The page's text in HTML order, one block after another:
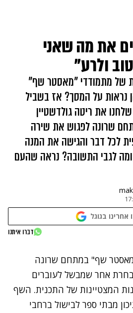
את מה שאני
ולרע"
של מתמודדי "מאסטר שף"
נראות על המסך? אז בשביל
את ריטה גולדשטיין
שרונה לפגוש את שירה
לכל דבר והגישה את המנה
לגבי התשובה? נראה שהעם
אחרינו בגוגל
נתקלנו בבעיה
דברו איתנו
שף" במתחם שרונה
אחר שמבשל לעוברים
המצטיינות של התכנית. השף
מבתי ספר לבישול ברחבי